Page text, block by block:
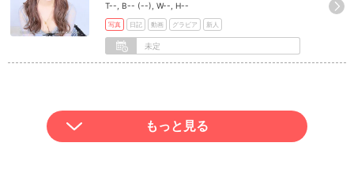
T--, B-- (--), W--, H--
写真 日記 動画 グラビア 新人
未定
もっと見る